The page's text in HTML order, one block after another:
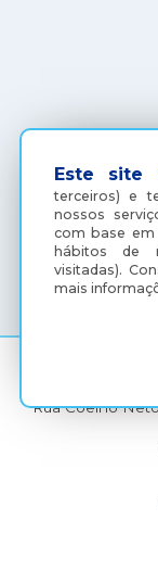
Este site
terceiros) e
nossos
com base
hábitos de
visitadas).
mais
Rua Coelho